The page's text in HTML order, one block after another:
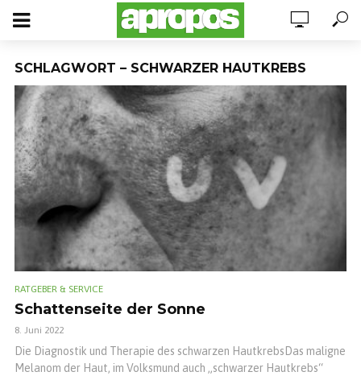
SCHLAGWORT – SCHWARZER HAUTKREBS
RATGEBER & SERVICE
Schattenseite der Sonne
8. Juni 2022
Die Diagnostik und Therapie des schwarzen HautkrebsDas maligne
Melanom der Haut, im Volksmund auch „schwarzer Hautkrebs“